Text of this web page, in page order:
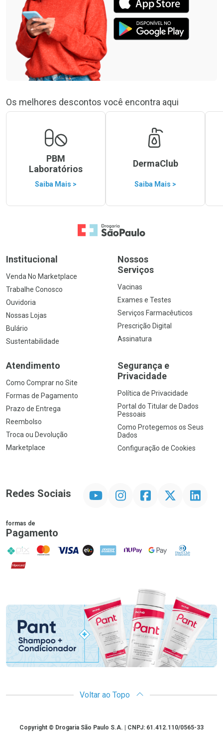
Os melhores descontos você encontra aqui
PBM
Laboratórios
Saiba Mais >
DermaClub
Saiba Mais >
Ir para a Home
Institucional
Venda No Marketplace
Trabalhe Conosco
Ouvidoria
Nossas Lojas
Bulário
Sustentabilidade
Nossos
Serviços
Vacinas
Exames e Testes
Serviços Farmacêuticos
Prescrição Digital
Assinatura
Atendimento
Como Comprar no Site
Formas de Pagamento
Prazo de Entrega
Reembolso
Troca ou Devolução
Marketplace
Segurança e
Privacidade
Política de Privacidade
Portal do Titular de Dados
Pessoais
Como Protegemos os Seus
Dados
Configuração de Cookies
Redes Sociais InstagramFacebookTwitter Linkedin
formas de
Pagamento
PIX MasterCard
VISA ELO AMEX NuPay Google PayDiners Club
Hipercard
Promoção em Destaque
Voltar ao Topo
CopyrightCopyright © Drogaria São Paulo S.A. | CNPJ: 61.412.110/0565-33